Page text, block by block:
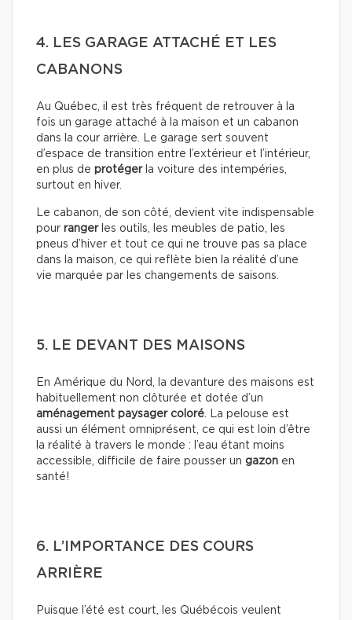
4. LES GARAGE ATTACHÉ ET LES
CABANONS
Au Québec, il est très fréquent de retrouver à la
fois un garage attaché à la maison et un cabanon
dans la cour arrière. Le garage sert souvent
d’espace de transition entre l’extérieur et l’intérieur,
en plus de protégerla voiture des intempéries,
surtout en hiver.
Le cabanon, de son côté, devient vite indispensable
pour rangerles outils, les meubles de patio, les
pneus d’hiver et tout ce qui ne trouve pas sa place
dans la maison, ce qui reflète bien la réalité d’une
vie marquée par les changements de saisons.
5. LE DEVANT DES MAISONS
En Amérique du Nord, la devanture des maisons est
habituellement non clôturée et dotée d’un
aménagement paysager coloré. La pelouse est
aussi un élément omniprésent, ce qui est loin d’être
la réalité à travers le monde : l’eau étant moins
accessible, difficile de faire pousser un gazon en
santé!
6. L’IMPORTANCE DES COURS
ARRIÈRE
Puisque l’été est court, les Québécois veulent